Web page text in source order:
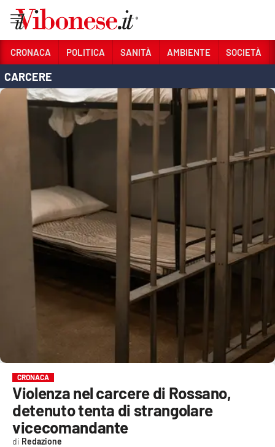
Sezioni
CRONACA
POLITICA
CULTURA
ECONOMIA E LAVORO
LAC TV
LAC NETWORK
LAC ONAIR
CRONACA POLITICA SANITÀ AMBIENTE SOCIETÀ
CARCERE
CRONACA
Violenza nel carcere di Rossano,
detenuto tenta di strangolare
vicecomandante
Redazione